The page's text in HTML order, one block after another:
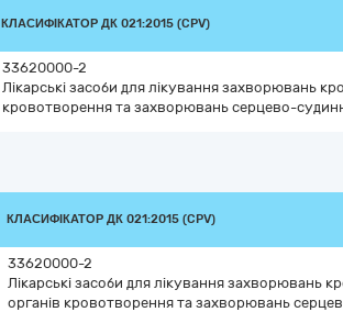
КЛАСИФІКАТОР ДК 021:2015 (CPV)
33620000-2
Лікарські засоби для лікування захворювань
кровотворення та захворювань серцево-
КЛАСИФІКАТОР ДК 021:2015 (CPV)
33620000-2
Лікарські засоби для лікування захворювань
органів кровотворення та захворювань